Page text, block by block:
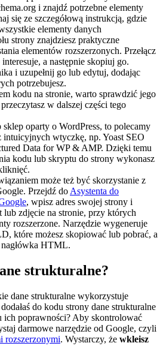
i znajdź potrzebne elementy
się ze szczegółową instrukcją, gdzie
elementy danych
strony znajdziesz praktyczne
elementów rozszerzonych. Przełącz
a następnie skopiuj go.
i uzupełnij go lub edytuj, dodając
potrzebujesz.
kodu na stronie, warto sprawdzić jego
w dalszej części tego
sklep oparty o WordPress, to polecamy
intuicyjnych wtyczkę, np. Yoast SEO
Data for WP & AMP. Dzięki temu
kodu lub skryptu do strony wykonasz
może też być skorzystanie z
Przejdź doAsystenta do
, wpisz adres swojej strony i
lub zdjęcie na stronie, przy których
rozszerzone. Narzędzie wygeneruje
które możesz skopiować lub pobrać, a
HTML.
strukturalne?
dane strukturalne wykorzystuje
do kodu strony dane strukturalne
ich poprawności? Aby skontrolować
darmowe narzędzie od Google, czyli
rozszerzonymi. Wystarczy, że wkleisz